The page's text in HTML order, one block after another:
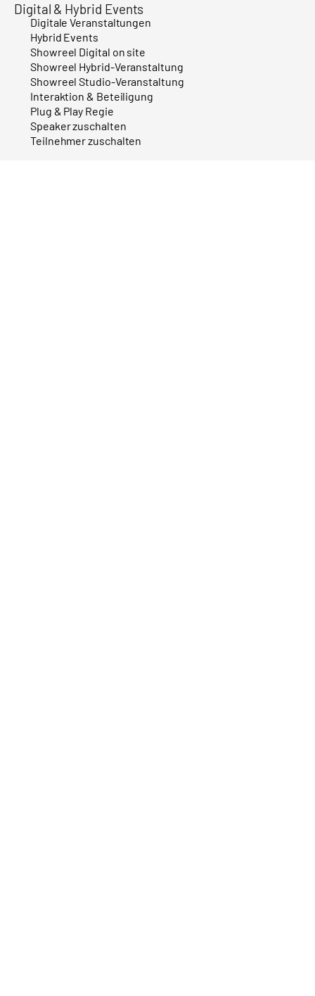
Digital & Hybrid Events
Digitale Veranstaltungen
Hybrid Events
Showreel Digital on site
Showreel Hybrid-Veranstaltung
Showreel Studio-Veranstaltung
Interaktion & Beteiligung
Plug & Play Regie
Speaker zuschalten
Teilnehmer zuschalten